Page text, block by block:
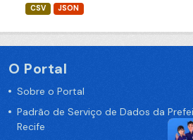
CSV JSON
O Portal
Sobre o Portal
Padrão de Serviço de Dados da
Recife